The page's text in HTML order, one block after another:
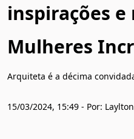
inspirações
Mulheres
Arquiteta é a décima
15/03/2024, 15:49 - Por: